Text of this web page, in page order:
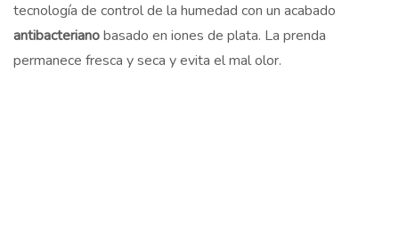
tecnología de control de la humedad con un acabado
antibacterianobasado en iones de plata. La prenda
permanece fresca y seca y evita el mal olor.